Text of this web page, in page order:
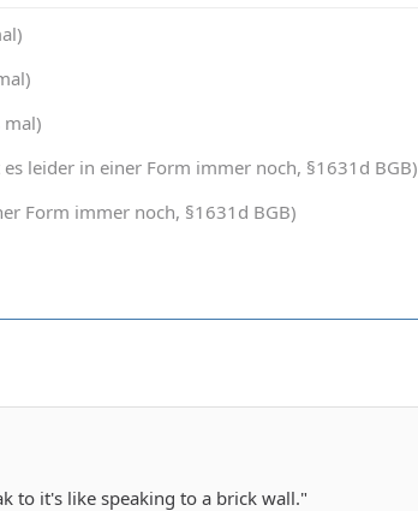
mal)
leider in einer Form immer noch, §1631d BGB)
Form immer noch, §1631d BGB)
to it's like speaking to a brick wall."